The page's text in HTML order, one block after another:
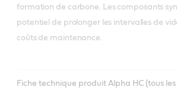
formation de carbone. Les composants
potentiel de prolonger les intervalles de
coûts de maintenance.
Fiche technique produit Alpha HC (tous